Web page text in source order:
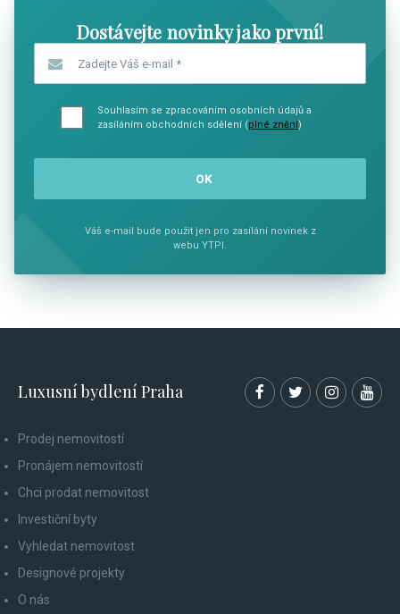
Dostávejte novinky jako první!
Souhlasím se zpracováním osobních údajů a
zasíláním obchodních sdělení (plné znění)
Váš e-mail bude použit jen pro zasílání novinek z
webu YTPI.
Luxusní bydlení Praha
Prodej nemovitostí
Pronájem nemovitostí
Chci prodat nemovitost
Investiční byty
Vyhledat nemovitost
Designové projekty
O nás